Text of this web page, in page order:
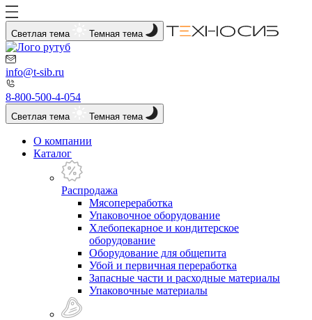
Светлая тема Темная тема
info@t-sib.ru
8-800-500-4-054
Светлая тема Темная тема
О компании
Каталог
Распродажа
Мясопереработка
Упаковочное оборудование
Хлебопекарное и кондитерское
оборудование
Оборудование для общепита
Убой и первичная переработка
Запасные части и расходные материалы
Упаковочные материалы